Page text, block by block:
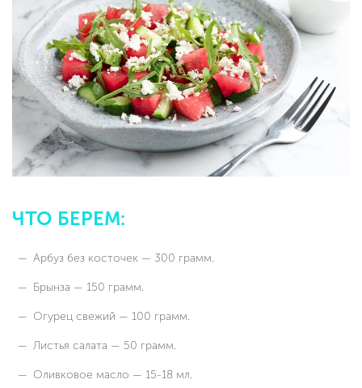
ЧТО БЕРЕМ:
Арбуз без косточек — 300 грамм.
Брынза — 150 грамм.
Огурец свежий — 100 грамм.
Листья салата — 50 грамм.
Оливковое масло — 15-18 мл.